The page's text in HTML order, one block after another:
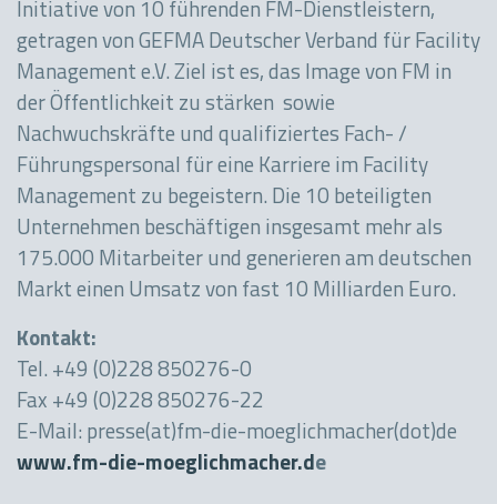
Initiative von 10 führenden FM-Dienstleistern,
getragen von GEFMA Deutscher Verband für Facility
Management e.V. Ziel ist es, das Image von FM in
der Öffentlichkeit zu stärken sowie
Nachwuchskräfte und qualifiziertes Fach- /
Führungspersonal für eine Karriere im Facility
Management zu begeistern. Die 10 beteiligten
Unternehmen beschäftigen insgesamt mehr als
175.000 Mitarbeiter und generieren am deutschen
Markt einen Umsatz von fast 10 Milliarden Euro.
Kontakt:
Tel. +49 (0)228 850276-0
Fax +49 (0)228 850276-22
E-Mail: presse(at)fm-die-moeglichmacher(dot)de
www.fm-die-moeglichmacher.de